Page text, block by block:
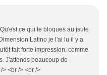
ce qui te bloques au jsute
Latino je l'ai lu il y a
fait forte impression, comme
J'attends beaucoup de
> <br /> <br />